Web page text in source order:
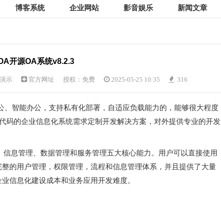
博客系统 企业网站 影音娱乐 新闻文章
开源OA系统v8.2.3
示 官方网址 授权：免费 2025-05-25 10:35 316
、智能办公，支持私有化部署，自适应负载能力的，能够很大程度
码的企业信息化系统需求定制开发解决方案，对外提供专业的开发
息管理、数据管理和服务管理五大核心能力。用户可以直接使用
的用户管理，权限管理，流程和信息管理体系，并且提供了大量
信息化建设成本和业务应用开发难度。